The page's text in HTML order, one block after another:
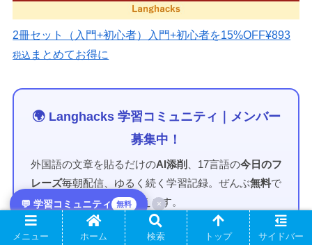
2冊セット（入門+初心者） 入門+初心者を15%OFF¥893
税込 まとめてお得に
🌍 Langhacks 学習コミュニティ｜メンバー
募集中！
外国語の文章を貼るだけのAI添削 、17言語の今日のフ
レーズ毎朝配信、ゆるく続く学習記録。ぜんぶ無料で
使えます。
💬 Discordで参加する（無料）
💬 学習コミュニティ 無料 ×
メニュー ホーム 検索 トップ サイドバー